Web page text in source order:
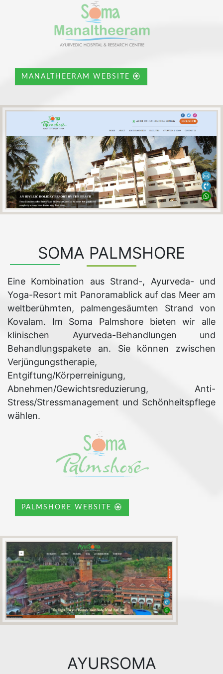
MANALTHEERAM WEBSITE
SOMA PALMSHORE
Eine Kombination aus Strand-, Ayurveda- und
Yoga-Resort mit Panoramablick auf das Meer am
weltberühmten, palmengesäumten Strand von
Kovalam. Im Soma Palmshore bieten wir alle
klinischen Ayurveda-Behandlungen und
Behandlungspakete an. Sie können zwischen
Verjüngungstherapie,
Entgiftung/Körperreinigung,
Abnehmen/Gewichtsreduzierung, Anti-
Stress/Stressmanagement und Schönheitspflege
wählen.
PALMSHORE WEBSITE
AYURSOMA